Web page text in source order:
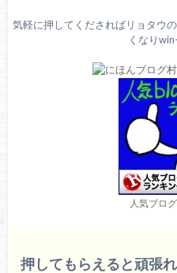
気軽に押してくださればリョタウ
くなり
人気ブロ
押してもらえると頑張れ